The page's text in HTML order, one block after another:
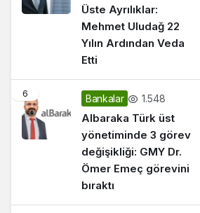
Üste Ayrılıklar:
Mehmet Uludağ 22
Yılın Ardından Veda
Etti
6 Bankalar 1.548
Albaraka Türk üst
yönetiminde 3 görev
değişikliği: GMY Dr.
Ömer Emeç görevini
bıraktı